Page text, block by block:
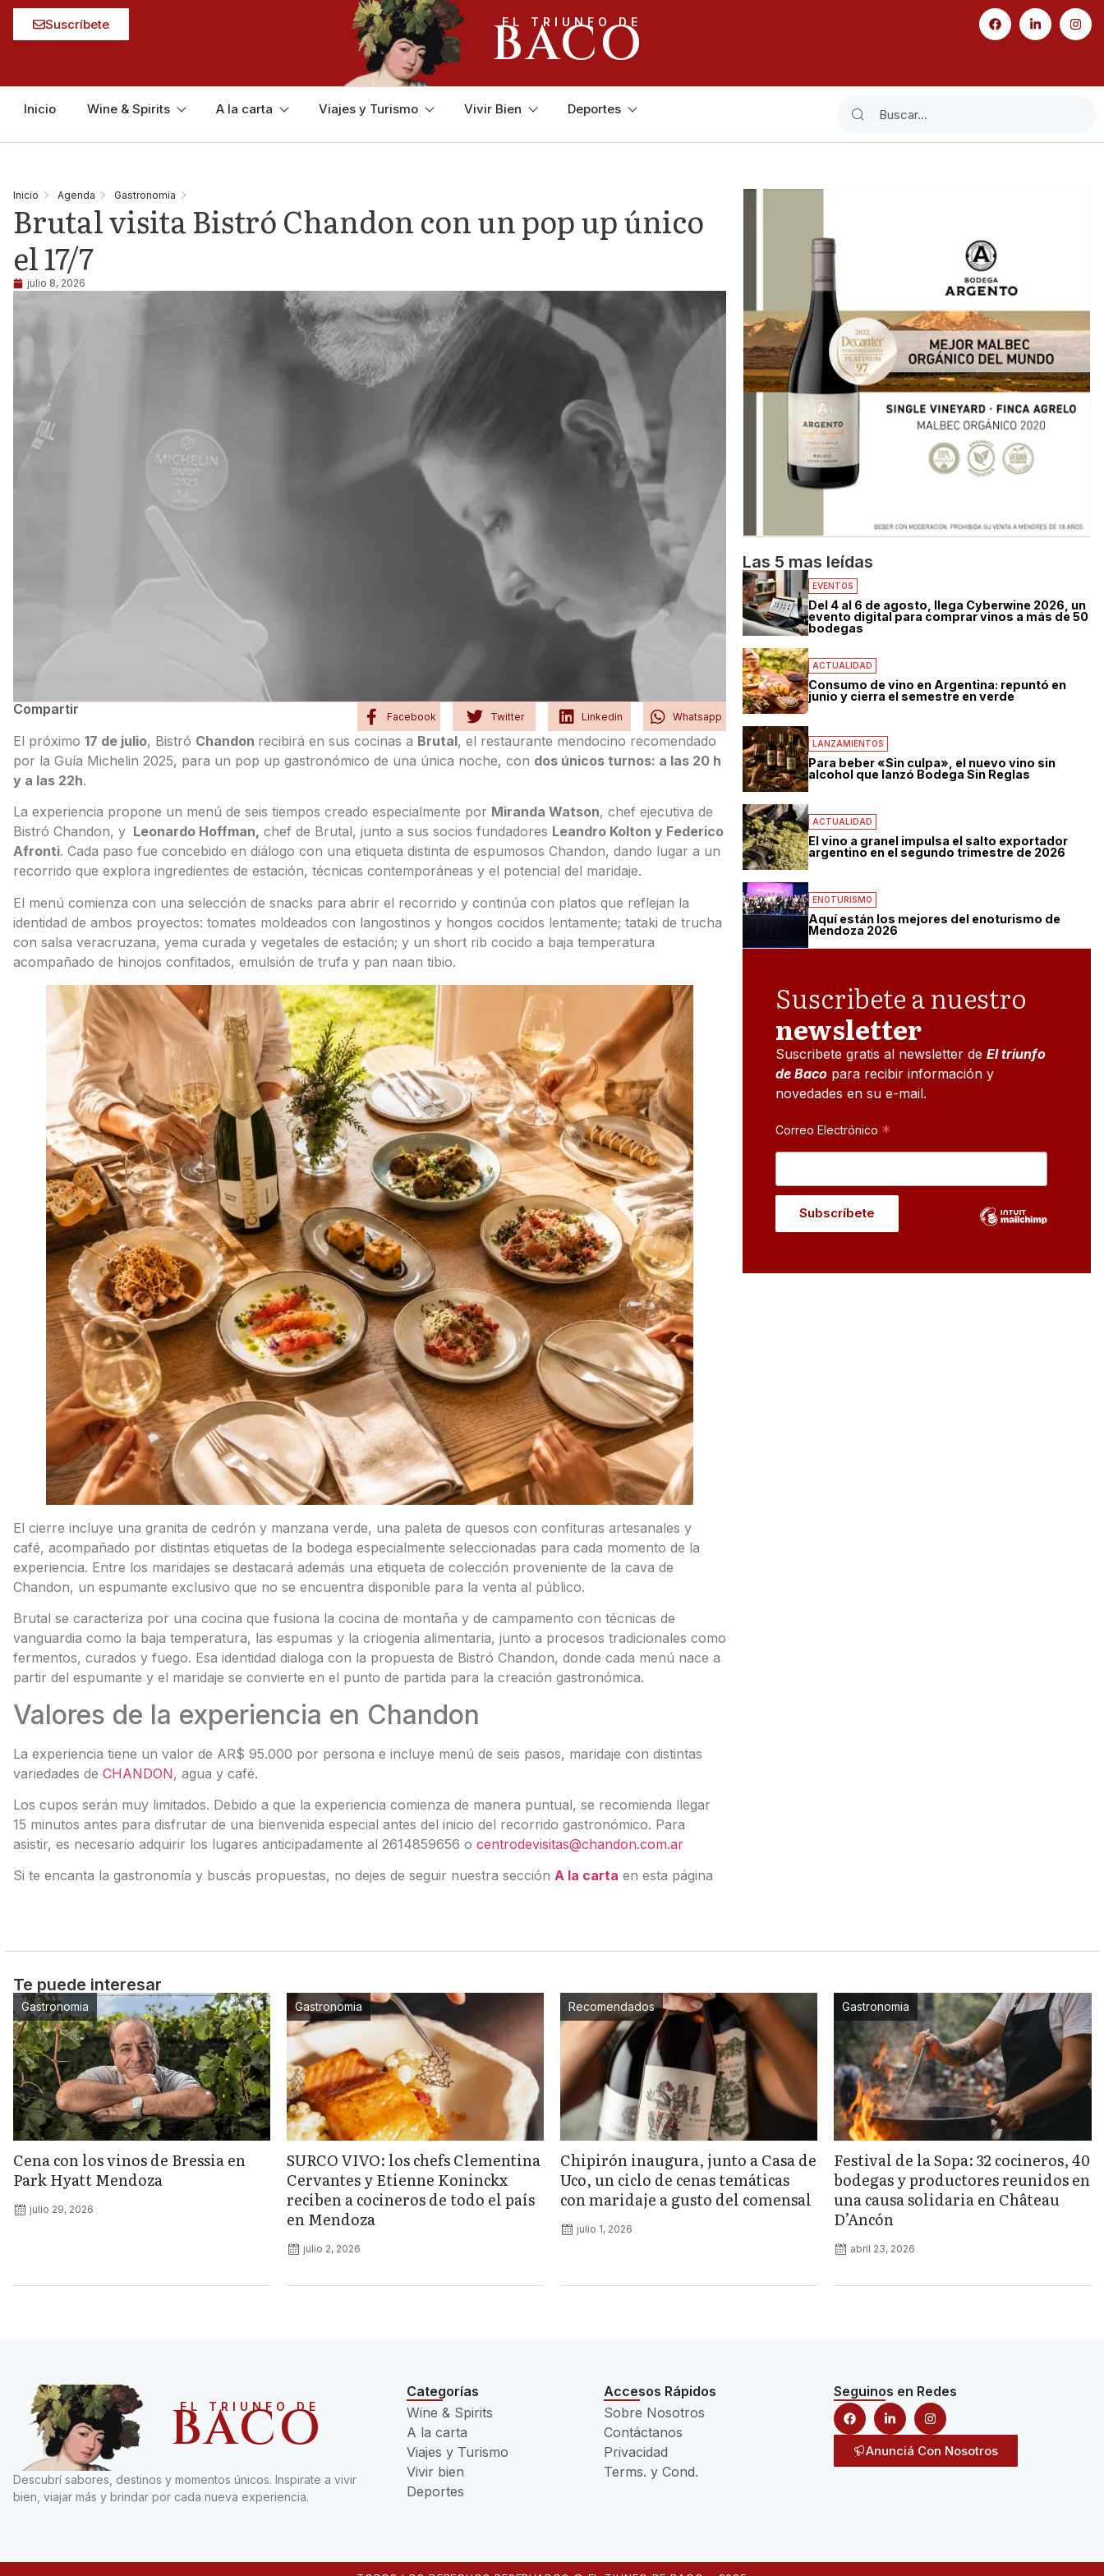
Suscríbete EL TRIUNFO DE
BACO
Inicio Wine & Spirits A la carta Viajes y Turismo Vivir Bien Deportes
Inicio Agenda Gastronomia
Brutal visita Bistró Chandon con un pop up único
el 17/7
julio 8, 2026
Compartir Facebook Twitter Linkedin Whatsapp
El próximo 17 de julio, Bistró Chandon recibirá en sus cocinas a Brutal, el restaurante mendocino recomendado
por la Guía Michelin 2025, para un pop up gastronómico de una única noche, con dos únicos turnos: a las 20 h
y a las 22h.
La experiencia propone un menú de seis tiempos creado especialmente por Miranda Watson, chef ejecutiva de
Bistró Chandon, y Leonardo Hoffman, chef de Brutal, junto a sus socios fundadores Leandro Kolton y Federico
Afronti. Cada paso fue concebido en diálogo con una etiqueta distinta de espumosos Chandon, dando lugar a un
recorrido que explora ingredientes de estación, técnicas contemporáneas y el potencial del maridaje.
El menú comienza con una selección de snacks para abrir el recorrido y continúa con platos que reflejan la
identidad de ambos proyectos: tomates moldeados con langostinos y hongos cocidos lentamente; tataki de trucha
con salsa veracruzana, yema curada y vegetales de estación; y un short rib cocido a baja temperatura
acompañado de hinojos confitados, emulsión de trufa y pan naan tibio.
El cierre incluye una granita de cedrón y manzana verde, una paleta de quesos con confituras artesanales y
café, acompañado por distintas etiquetas de la bodega especialmente seleccionadas para cada momento de la
experiencia. Entre los maridajes se destacará además una etiqueta de colección proveniente de la cava de
Chandon, un espumante exclusivo que no se encuentra disponible para la venta al público.
Brutal se caracteriza por una cocina que fusiona la cocina de montaña y de campamento con técnicas de
vanguardia como la baja temperatura, las espumas y la criogenia alimentaria, junto a procesos tradicionales como
fermentos, curados y fuego. Esa identidad dialoga con la propuesta de Bistró Chandon, donde cada menú nace a
partir del espumante y el maridaje se convierte en el punto de partida para la creación gastronómica.
Valores de la experiencia en Chandon
La experiencia tiene un valor de AR$ 95.000 por persona e incluye menú de seis pasos, maridaje con distintas
variedades de CHANDON, agua y café.
Los cupos serán muy limitados. Debido a que la experiencia comienza de manera puntual, se recomienda llegar
15 minutos antes para disfrutar de una bienvenida especial antes del inicio del recorrido gastronómico. Para
asistir, es necesario adquirir los lugares anticipadamente al 2614859656 o centrodevisitas@chandon.com.ar
Si te encanta la gastronomía y buscás propuestas, no dejes de seguir nuestra sección A la carta en esta página
Las 5 mas leídas
EVENTOS
Del 4 al 6 de agosto, llega Cyberwine 2026, un
evento digital para comprar vinos a más de 50
bodegas
ACTUALIDAD
Consumo de vino en Argentina: repuntó en
junio y cierra el semestre en verde
LANZAMIENTOS
Para beber «Sin culpa», el nuevo vino sin
alcohol que lanzó Bodega Sin Reglas
ACTUALIDAD
El vino a granel impulsa el salto exportador
argentino en el segundo trimestre de 2026
ENOTURISMO
Aquí están los mejores del enoturismo de
Mendoza 2026
Suscribete a nuestro
newsletter
Suscribete gratis al newsletter deEl triunfo
de Baco para recibir información y
novedades en su e-mail.
Correo Electrónico *
Te puede interesar
Gastronomia
Cena con los vinos de Bressia en
Park Hyatt Mendoza
julio 29, 2026
Gastronomia
SURCO VIVO: los chefs Clementina
Cervantes y Etienne Koninckx
reciben a cocineros de todo el país
en Mendoza
julio 2, 2026
Recomendados
Chipirón inaugura, junto a Casa de
Uco, un ciclo de cenas temáticas
con maridaje a gusto del comensal
julio 1, 2026
Gastronomia
Festival de la Sopa: 32 cocineros, 40
bodegas y productores reunidos en
una causa solidaria en Château
D’Ancón
abril 23, 2026
EL TRIUNFO DE
BACO
Descubrí sabores, destinos y momentos únicos. Inspirate a vivir
bien, viajar más y brindar por cada nueva experiencia.
Categorías
Wine & Spirits
A la carta
Viajes y Turismo
Vivir bien
Deportes
Accesos Rápidos
Sobre Nosotros
Contáctanos
Privacidad
Terms. y Cond.
Seguinos en Redes
Anunciá Con Nosotros